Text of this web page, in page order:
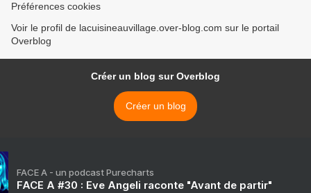
Préférences cookies
Voir le profil de lacuisineauvillage.over-blog.com sur le portail
Overblog
Créer un blog sur Overblog
Créer un blog
FACE A - un podcast Purecharts
FACE A #30 : Eve Angeli raconte "Avant de partir"